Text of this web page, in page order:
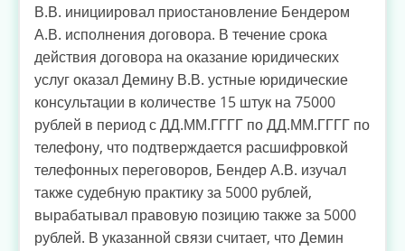
В.В. инициировал приостановление Бендером
А.В. исполнения договора. В течение срока
действия договора на оказание юридических
услуг оказал Демину В.В. устные юридические
консультации в количестве 15 штук на 75000
рублей в период с ДД.ММ.ГГГГ по ДД.ММ.ГГГГ по
телефону, что подтверждается расшифровкой
телефонных переговоров, Бендер А.В. изучал
также судебную практику за 5000 рублей,
вырабатывал правовую позицию также за 5000
рублей. В указанной связи считает, что Демин